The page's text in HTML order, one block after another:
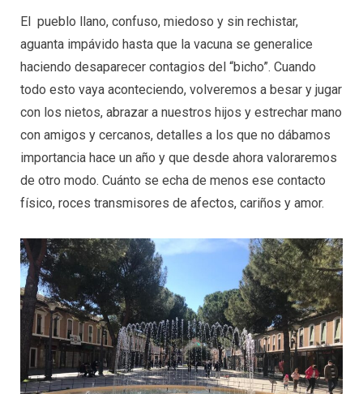
El pueblo llano, confuso, miedoso y sin rechistar,
aguanta impávido hasta que la vacuna se generalice
haciendo desaparecer contagios del “bicho”. Cuando
todo esto vaya aconteciendo, volveremos a besar y jugar
con los nietos, abrazar a nuestros hijos y estrechar mano
con amigos y cercanos, detalles a los que no dábamos
importancia hace un año y que desde ahora valoraremos
de otro modo. Cuánto se echa de menos ese contacto
físico, roces transmisores de afectos, cariños y amor.